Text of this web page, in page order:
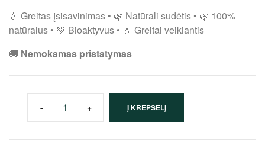
💧 Greitas įsisavinimas • 🌿 Natūrali sudėtis • 🌿 100%
natūralus • 💚 Bioaktyvus • 💧 Greitai veikiantis
🚚 Nemokamas pristatymas
- + Į KREPŠELĮ